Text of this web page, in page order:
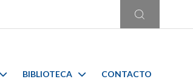
BIBLIOTECA CONTACTO